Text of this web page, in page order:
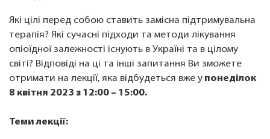
Які цілі перед собою ставить замісна підтримувальна
терапія? Які сучасні підходи та методи лікування
опіоїдної залежності існують в Україні та в цілому
світі? Відповіді на ці та інші запитання Ви зможете
отримати на лекції, яка відбудеться вже у понеділок
8 квітня 2023 з 12:00 – 15:00.
Теми лекції: